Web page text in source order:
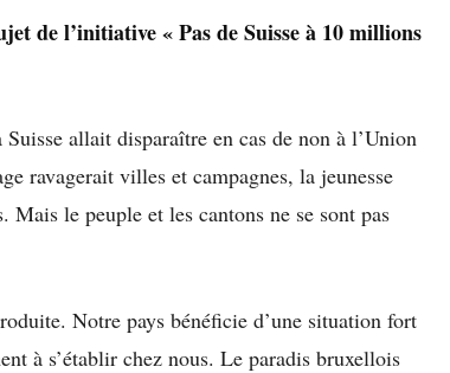
de l’initiative « Pas de Suisse à 10 millions
allait disparaître en cas de non à l’Union
ravagerait villes et campagnes, la jeunesse
le peuple et les cantons ne se sont pas
Notre pays bénéficie d’une situation fort
à s’établir chez nous. Le paradis bruxellois